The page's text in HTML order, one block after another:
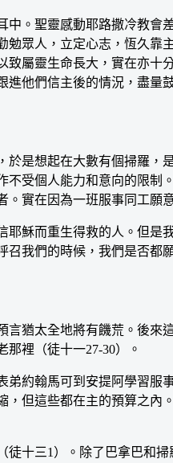
聖靈感動耶路撒冷教會
眾人，立定心志，恆久
屬靈生命長大，實在亦
他們信主後的情況，盡量
想起在大數有個掃羅，
受個人能力和意向的限
實在因為一班服事同工願
而重生得救的人。但是
我們的時候，我們是否都
太全地將有饑荒。後來
裡（徒十一27-30）。
翰馬可到安提阿學習服
但這些都在主的預算之
三1）。除了巴拿巴和掃